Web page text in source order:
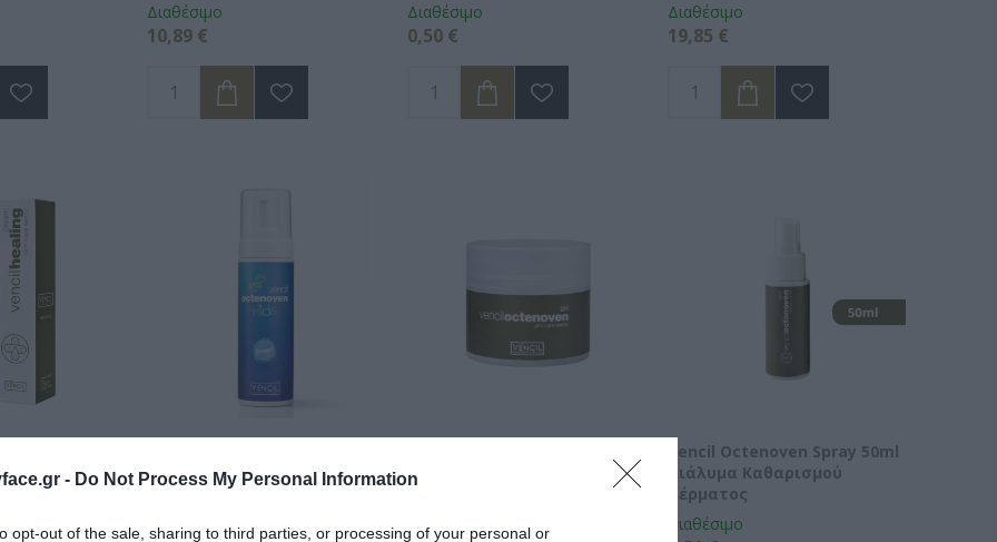
- Do Not Process My Personal Information
opt-out of the sale, sharing to third parties, or processing of your personal or
Διαθέσιμο
10,89 €
Διαθέσιμο
0,50 €
Διαθέσιμο
19,85 €
Αναδόμησης
150ml Αφρός Καθαρισμού
Διαθέσιμο
Gel Καθαρισμού Δέρματος
Διαθέσιμο
Vencil Octenoven Spray 50ml
Διάλυμα Καθαρισμού
Δέρματος
Διαθέσιμο